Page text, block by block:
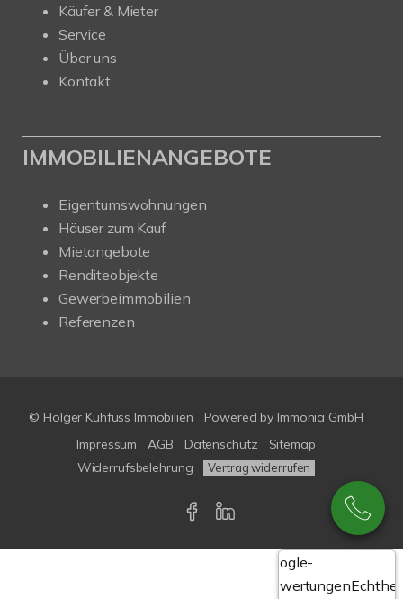
Käufer & Mieter
Service
Über uns
Kontakt
IMMOBILIENANGEBOTE
Eigentumswohnungen
Häuser zum Kauf
Mietangebote
Renditeobjekte
Gewerbeimmobilien
Referenzen
© Holger Kuhfuss Immobilien Powered by Immonia GmbH
Impressum
AGB Datenschutz
Sitemap
Widerrufsbelehrung
Vertrag widerrufen
Google-
Bewertungen